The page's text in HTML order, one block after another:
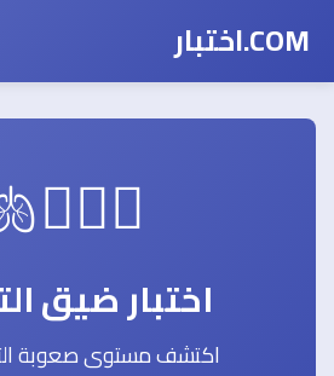
COM.اختبار
😮‍💨😤🫁
اختبار ضيق
اكتشف مستوى صعوبة